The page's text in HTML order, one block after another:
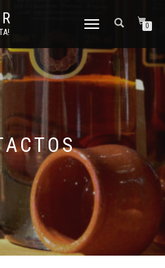
ALTERNAR
NAVEGAÇÃO
0